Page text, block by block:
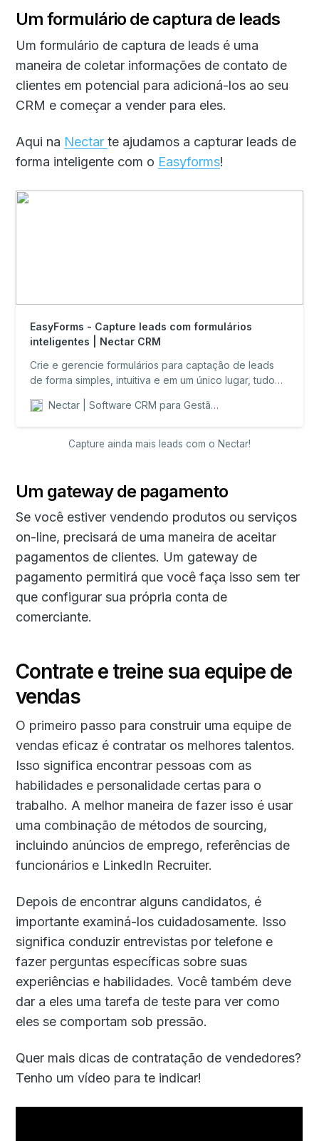
Um formulário de captura de leads
Um formulário de captura de leads é uma
maneira de coletar informações de contato de
clientes em potencial para adicioná-los ao seu
CRM e começar a vender para eles.
Aqui na Nectarte ajudamos a capturar leads de
forma inteligente com o Easyforms!
EasyForms - Capture leads com formulários
inteligentes | Nectar CRM
Crie e gerencie formulários para captação de leads
de forma simples, intuitiva e em um único lugar, tudo
Nectar | Software CRM para Gestão de Vendas B2B
Capture ainda mais leads com o Nectar!
Um gateway de pagamento
Se você estiver vendendo produtos ou serviços
on-line, precisará de uma maneira de aceitar
pagamentos de clientes. Um gateway de
pagamento permitirá que você faça isso sem ter
que configurar sua própria conta de
comerciante.
Contrate e treine sua equipe de
vendas
O primeiro passo para construir uma equipe de
vendas eficaz é contratar os melhores talentos.
Isso significa encontrar pessoas com as
habilidades e personalidade certas para o
trabalho. A melhor maneira de fazer isso é usar
uma combinação de métodos de sourcing,
incluindo anúncios de emprego, referências de
funcionários e LinkedIn Recruiter.
Depois de encontrar alguns candidatos, é
importante examiná-los cuidadosamente. Isso
significa conduzir entrevistas por telefone e
fazer perguntas específicas sobre suas
experiências e habilidades. Você também deve
dar a eles uma tarefa de teste para ver como
eles se comportam sob pressão.
Quer mais dicas de contratação de vendedores?
Tenho um vídeo para te indicar!